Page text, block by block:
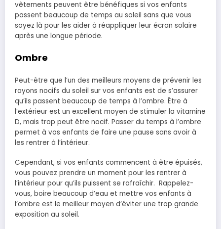
vêtements peuvent être bénéfiques si vos enfants
passent beaucoup de temps au soleil sans que vous
soyez là pour les aider à réappliquer leur écran solaire
après une longue période.
Ombre
Peut-être que l’un des meilleurs moyens de prévenir les
rayons nocifs du soleil sur vos enfants est de s’assurer
qu’ils passent beaucoup de temps à l’ombre. Être à
l’extérieur est un excellent moyen de stimuler la vitamine
D, mais trop peut être nocif. Passer du temps à l’ombre
permet à vos enfants de faire une pause sans avoir à
les rentrer à l’intérieur.
Cependant, si vos enfants commencent à être épuisés,
vous pouvez prendre un moment pour les rentrer à
l’intérieur pour qu’ils puissent se rafraîchir. Rappelez-
vous, boire beaucoup d’eau et mettre vos enfants à
l’ombre est le meilleur moyen d’éviter une trop grande
exposition au soleil.